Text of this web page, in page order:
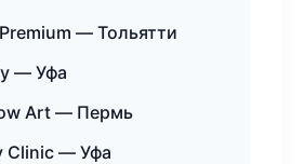
— Тольятти
— Уфа
Art — Пермь
Clinic — Уфа